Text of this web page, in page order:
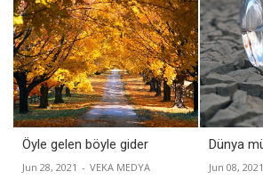
Öyle gelen böyle gider
Jun 28, 2021 - VEKA MEDYA
Dünya
Jun 08, 2021